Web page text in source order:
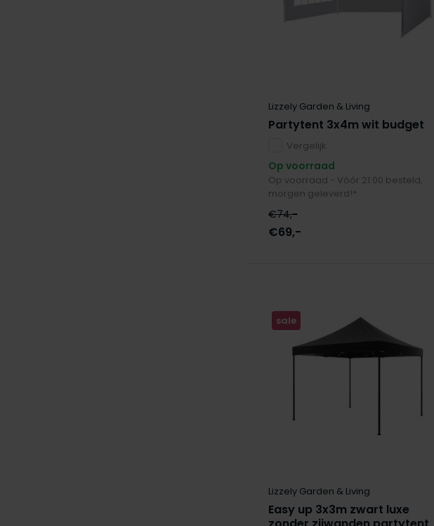
Lizzely Garden & Living
Partytent 3x4m wit budget
Vergelijk
Op voorraad
Op voorraad - Vóór 21:00 besteld,
morgen geleverd!*
€74,-
€69,-
sale
Lizzely Garden & Living
Easy up 3x3m zwart luxe